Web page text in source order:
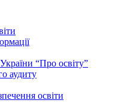
“Про освіту”
аудиту
освіти